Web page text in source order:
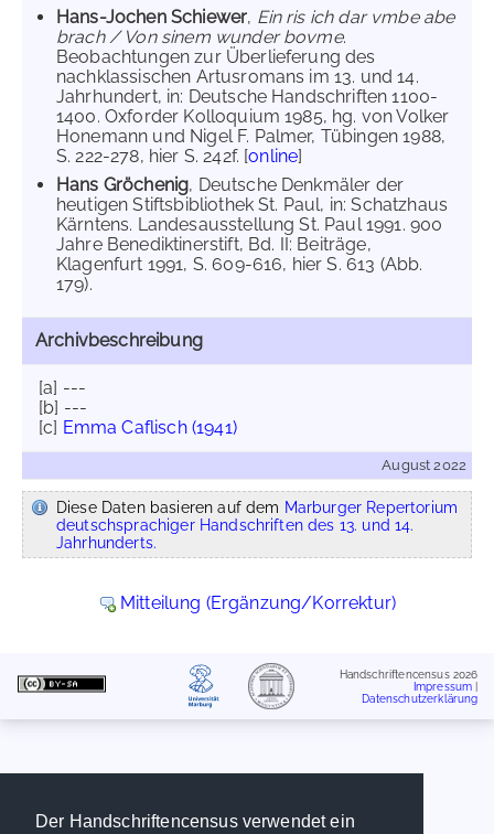
Der Handschriftencensus verwendet ein
Hans-Jochen Schiewer, Ein ris ich dar vmbe abe
brach / Von sinem wunder bovme.
Beobachtungen zur Überlieferung des
nachklassischen Artusromans im 13. und 14.
Jahrhundert, in: Deutsche Handschriften 1100-
1400. Oxforder Kolloquium 1985, hg. von Volker
Honemann und Nigel F. Palmer, Tübingen 1988,
S. 222-278, hier S. 242f. [online]
Hans Gröchenig, Deutsche Denkmäler der
heutigen Stiftsbibliothek St. Paul, in: Schatzhaus
Kärntens. Landesausstellung St. Paul 1991. 900
Jahre Benediktinerstift, Bd. II: Beiträge,
Klagenfurt 1991, S. 609-616, hier S. 613 (Abb.
179).
Archivbeschreibung
[a] ---
[b] ---
[c] Emma Caflisch (1941)
August 2022
Diese Daten basieren auf dem Marburger Repertorium
deutschsprachiger Handschriften des 13. und 14.
Jahrhunderts.
Mitteilung (Ergänzung/Korrektur)
Handschriftencensus 2026
Impressum
Datenschutzerklärung